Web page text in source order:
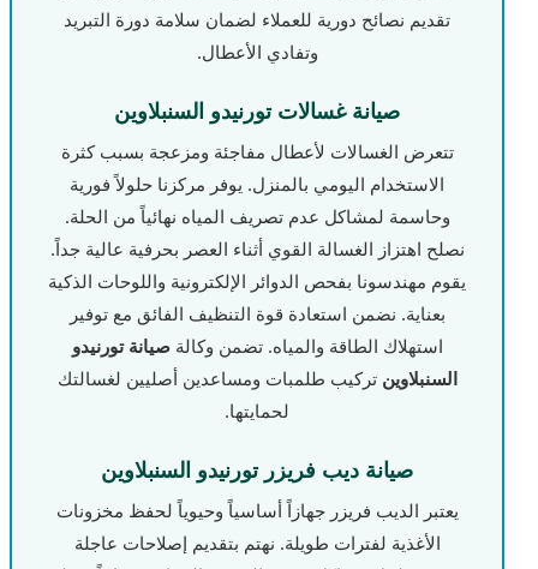
تقديم نصائح دورية للعملاء لضمان سلامة دورة التبريد
وتفادي الأعطال.
صيانة غسالات تورنيدو السنبلاوين
تتعرض الغسالات لأعطال مفاجئة ومزعجة بسبب كثرة
الاستخدام اليومي بالمنزل. يوفر مركزنا حلولاً فورية
وحاسمة لمشاكل عدم تصريف المياه نهائياً من الحلة.
نصلح اهتزاز الغسالة القوي أثناء العصر بحرفية عالية جداً.
يقوم مهندسونا بفحص الدوائر الإلكترونية واللوحات الذكية
بعناية. نضمن استعادة قوة التنظيف الفائق مع توفير
استهلاك الطاقة والمياه. تضمن وكالةصيانة تورنيدو
السنبلاوين تركيب طلمبات ومساعدين أصليين لغسالتك
لحمايتها.
صيانة ديب فريزر تورنيدو السنبلاوين
يعتبر الديب فريزر جهازاً أساسياً وحيوياً لحفظ مخزونات
الأغذية لفترات طويلة. نهتم بتقديم إصلاحات عاجلة